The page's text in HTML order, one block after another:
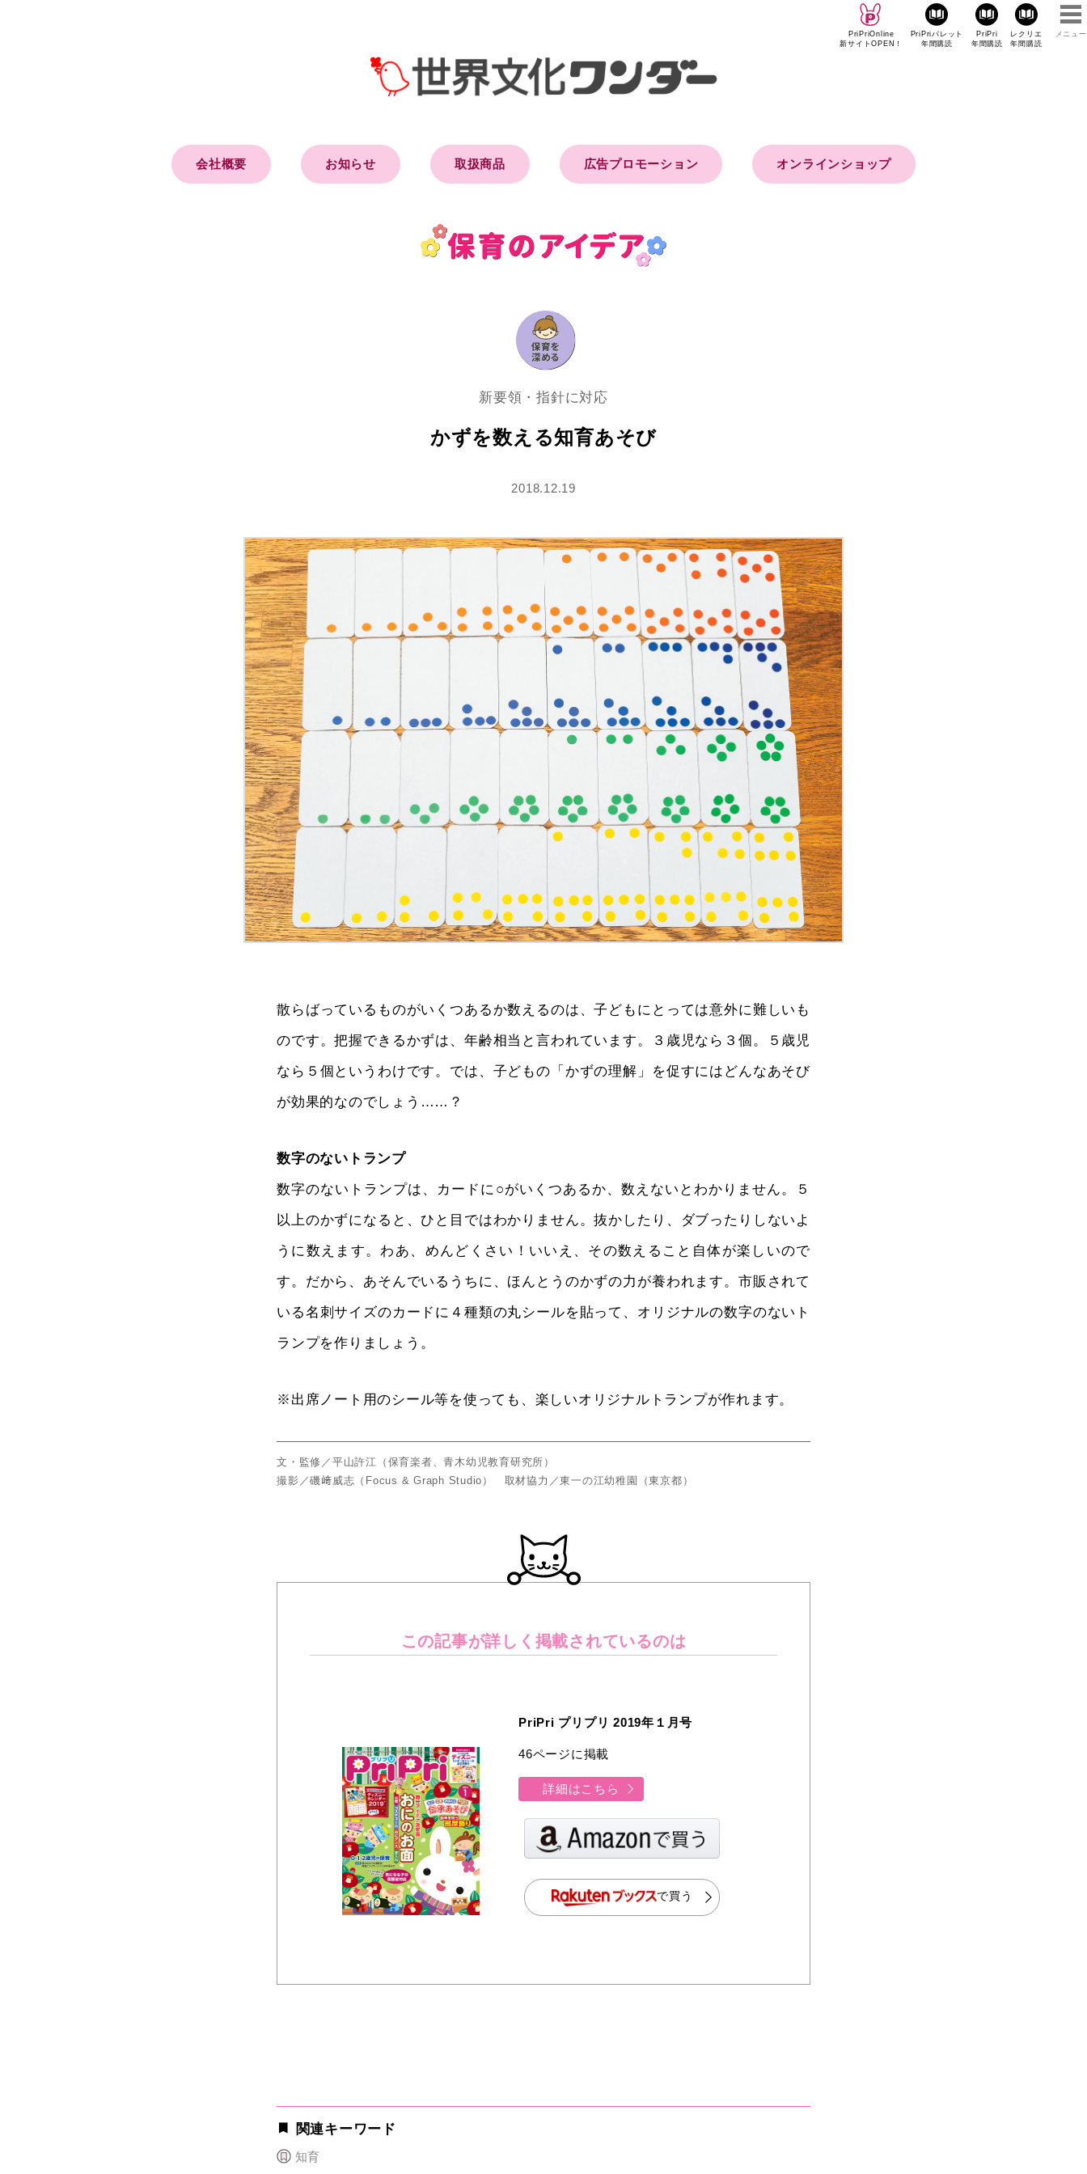
PriPriOnline
新サイトOPEN！
PriPriパレット
年間購読
PriPri
年間購読
レクリエ
年間購読
メニュー
会社概要 お知らせ 取扱商品 広告プロモーション オンラインショップ
新要領・指針に対応
かずを数える知育あそび
2018.12.19
散らばっているものがいくつあるか数えるのは、子どもにとっては意外に難しいも
のです。把握できるかずは、年齢相当と言われています。３歳児なら３個。５歳児
なら５個というわけです。では、子どもの「かずの理解」を促すにはどんなあそび
が効果的なのでしょう……？
数字のないトランプ
数字のないトランプは、カードに○がいくつあるか、数えないとわかりません。５
以上のかずになると、ひと目ではわかりません。抜かしたり、ダブったりしないよ
うに数えます。わあ、めんどくさい！いいえ、その数えること自体が楽しいので
す。だから、あそんでいるうちに、ほんとうのかずの力が養われます。市販されて
いる名刺サイズのカードに４種類の丸シールを貼って、オリジナルの数字のないト
ランプを作りましょう。
※出席ノート用のシール等を使っても、楽しいオリジナルトランプが作れます。
文・監修／平山許江（保育楽者、青木幼児教育研究所）
撮影／磯﨑威志（Focus & Graph Studio） 取材協力／東一の江幼稚園（東京都）
この記事が詳しく 掲載されているのは
PriPri プリプリ 2019年１月号
46ページに掲載
詳細はこちら
で買う
関連キーワード
知育